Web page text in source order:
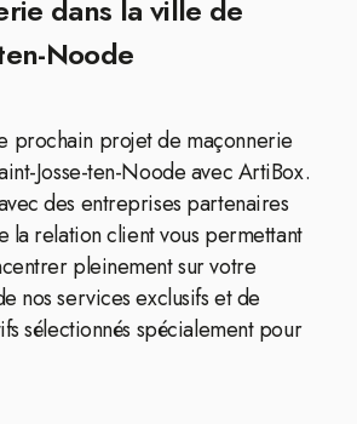
dans la ville de
Noode
prochain projet de maçonnerie
Josse-ten-Noode avec ArtiBox.
des entreprises partenaires
la relation client vous permettant
pleinement sur votre
nos services exclusifs et de
sélectionnés spécialement pour